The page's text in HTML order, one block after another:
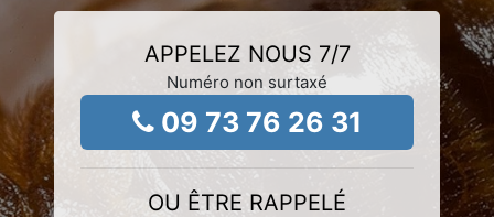
APPELEZ NOUS 7/7
Numéro non surtaxé
09 73 76 26 31
OU ÊTRE RAPPELÉ